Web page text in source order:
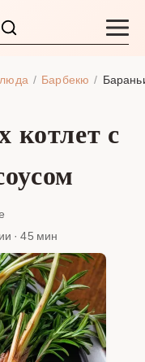
Барбекю
котлет с
· 45 мин